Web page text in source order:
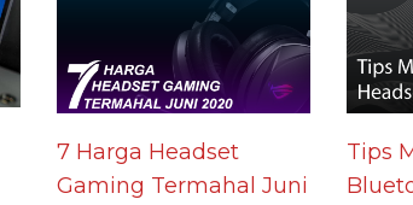
7 Harga Headset
Gaming Termahal Juni
Tips